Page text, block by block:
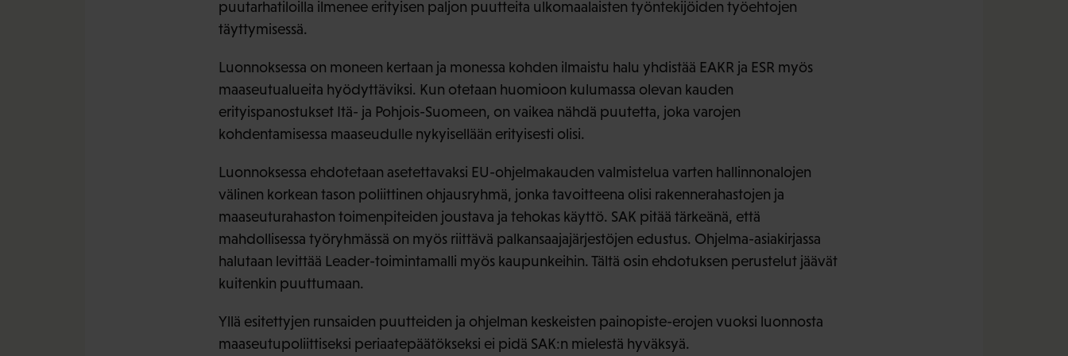
puutarhatiloilla ilmenee erityisen paljon puutteita ulkomaalaisten työntekijöiden työehtojen
täyttymisessä.
Luonnoksessa on moneen kertaan ja monessa kohden ilmaistu halu yhdistää EAKR ja ESR myös
maaseutualueita hyödyttäviksi. Kun otetaan huomioon kulumassa olevan kauden
erityispanostukset Itä- ja Pohjois-Suomeen, on vaikea nähdä puutetta, joka varojen
kohdentamisessa maaseudulle nykyisellään erityisesti olisi.
Luonnoksessa ehdotetaan asetettavaksi EU-ohjelmakauden valmistelua varten hallinnonalojen
välinen korkean tason poliittinen ohjausryhmä, jonka tavoitteena olisi rakennerahastojen ja
maaseuturahaston toimenpiteiden joustava ja tehokas käyttö. SAK pitää tärkeänä, että
mahdollisessa työryhmässä on myös riittävä palkansaajajärjestöjen edustus. Ohjelma-asiakirjassa
halutaan levittää Leader-toimintamalli myös kaupunkeihin. Tältä osin ehdotuksen perustelut jäävät
kuitenkin puuttumaan.
Yllä esitettyjen runsaiden puutteiden ja ohjelman keskeisten painopiste-erojen vuoksi luonnosta
maaseutupoliittiseksi periaatepäätökseksi ei pidä SAK:n mielestä hyväksyä.